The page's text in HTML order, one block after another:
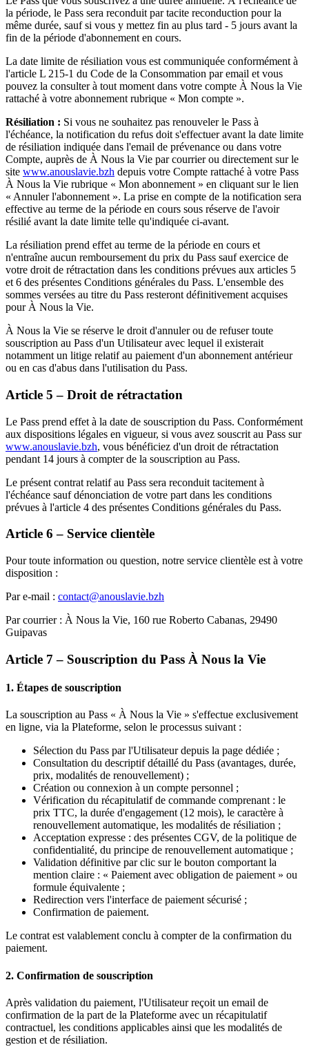
la période, le Pass sera reconduit par tacite reconduction pour la
même durée, sauf si vous y mettez fin au plus tard - 5 jours avant la
fin de la période d'abonnement en cours.
La date limite de résiliation vous est communiquée conformément à
l'article L 215-1 du Code de la Consommation par email et vous
pouvez la consulter à tout moment dans votre compte À Nous la Vie
rattaché à votre abonnement rubrique « Mon compte ».
Résiliation : Si vous ne souhaitez pas renouveler le Pass à
l'échéance, la notification du refus doit s'effectuer avant la date limite
de résiliation indiquée dans l'email de prévenance ou dans votre
Compte, auprès de À Nous la Vie par courrier ou directement sur le
site www.anouslavie.bzh depuis votre Compte rattaché à votre Pass
À Nous la Vie rubrique « Mon abonnement » en cliquant sur le lien
« Annuler l'abonnement ». La prise en compte de la notification sera
effective au terme de la période en cours sous réserve de l'avoir
résilié avant la date limite telle qu'indiquée ci-avant.
La résiliation prend effet au terme de la période en cours et
n'entraîne aucun remboursement du prix du Pass sauf exercice de
votre droit de rétractation dans les conditions prévues aux articles 5
et 6 des présentes Conditions générales du Pass. L'ensemble des
sommes versées au titre du Pass resteront définitivement acquises
pour À Nous la Vie.
À Nous la Vie se réserve le droit d'annuler ou de refuser toute
souscription au Pass d'un Utilisateur avec lequel il existerait
notamment un litige relatif au paiement d'un abonnement antérieur
ou en cas d'abus dans l'utilisation du Pass.
Article 5 – Droit de rétractation
Le Pass prend effet à la date de souscription du Pass. Conformément
aux dispositions légales en vigueur, si vous avez souscrit au Pass sur
www.anouslavie.bzh, vous bénéficiez d'un droit de rétractation
pendant 14 jours à compter de la souscription au Pass.
Le présent contrat relatif au Pass sera reconduit tacitement à
l'échéance sauf dénonciation de votre part dans les conditions
prévues à l'article 4 des présentes Conditions générales du Pass.
Article 6 – Service clientèle
Pour toute information ou question, notre service clientèle est à votre
disposition :
Par e-mail : contact@anouslavie.bzh
Par courrier : À Nous la Vie, 160 rue Roberto Cabanas, 29490
Guipavas
Article 7 – Souscription du Pass À Nous la Vie
1. Étapes de souscription
La souscription au Pass « À Nous la Vie » s'effectue exclusivement
en ligne, via la Plateforme, selon le processus suivant :
Sélection du Pass par l'Utilisateur depuis la page dédiée ;
Consultation du descriptif détaillé du Pass (avantages, durée,
prix, modalités de renouvellement) ;
Création ou connexion à un compte personnel ;
Vérification du récapitulatif de commande comprenant : le
prix TTC, la durée d'engagement (12 mois), le caractère à
renouvellement automatique, les modalités de résiliation ;
Acceptation expresse : des présentes CGV, de la politique de
confidentialité, du principe de renouvellement automatique ;
Validation définitive par clic sur le bouton comportant la
mention claire : « Paiement avec obligation de paiement » ou
formule équivalente ;
Redirection vers l'interface de paiement sécurisé ;
Confirmation de paiement.
Le contrat est valablement conclu à compter de la confirmation du
paiement.
2. Confirmation de souscription
Après validation du paiement, l'Utilisateur reçoit un email de
confirmation de la part de la Plateforme avec un récapitulatif
contractuel, les conditions applicables ainsi que les modalités de
gestion et de résiliation.